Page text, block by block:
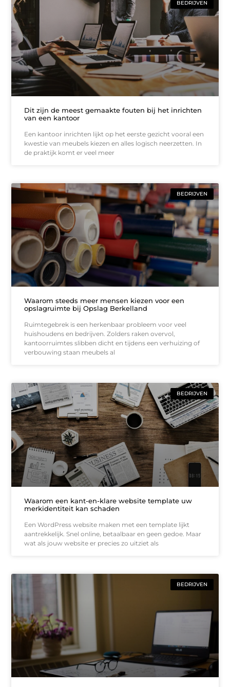
BEDRIJVEN
Dit zijn de meest gemaakte fouten bij het inrichten
van een kantoor
Een kantoor inrichten lijkt op het eerste gezicht vooral een
kwestie van meubels kiezen en alles logisch neerzetten. In
de praktijk komt er veel meer
BEDRIJVEN
Waarom steeds meer mensen kiezen voor een
opslagruimte bij Opslag Berkelland
Ruimtegebrek is een herkenbaar probleem voor veel
huishoudens en bedrijven. Zolders raken overvol,
kantoorruimtes slibben dicht en tijdens een verhuizing of
verbouwing staan meubels al
BEDRIJVEN
Waarom een kant-en-klare website template uw
merkidentiteit kan schaden
Een WordPress website maken met een template lijkt
aantrekkelijk. Snel online, betaalbaar en geen gedoe. Maar
wat als jouw website er precies zo uitziet als
BEDRIJVEN